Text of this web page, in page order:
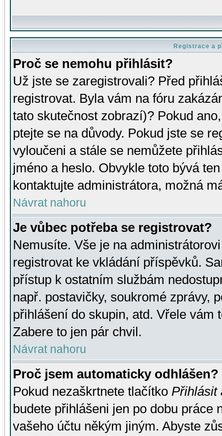
Registrace a
Proč se nemohu přihlásit?
Už jste se zaregistrovali? Před
registrovat. Byla vám na fóru
tato skutečnost zobrazí)? Pokud
ptejte se na důvody. Pokud jste se
vyloučeni a stále se nemůžete
jméno a heslo. Obvykle toto bývá
kontaktujte administrátora, možná
Návrat nahoru
Je vůbec potřeba se registrovat?
Nemusíte. Vše je na
registrovat ke vkládání příspěvků.
přístup k ostatním službám
např. postavičky, soukromé zprávy,
přihlášení do skupin, atd. Vřele vám
Zabere to jen pár chvil.
Návrat nahoru
Proč jsem automaticky odhlášen?
Pokud nezaškrtnete tlačítko Přihlásit
budete přihlášeni jen po dobu práce
vašeho účtu někým jiným. Abyste